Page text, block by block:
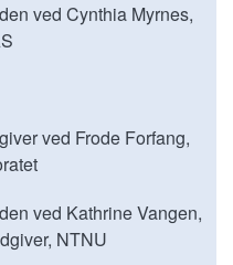
ved Cynthia Myrnes,
ved Frode Forfang,
ved Kathrine Vangen,
NTNU